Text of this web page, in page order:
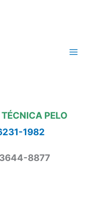
PELO
1982
8877